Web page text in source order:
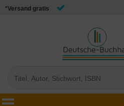
*Versand gratis